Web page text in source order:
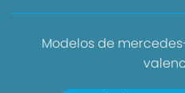
Modelos de